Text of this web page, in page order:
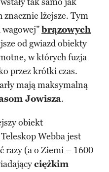
znacznie lżejsze. Tym
wagowej”brązowych
od gwiazd obiekty
w których fuzja
przez krótki czas.
mają maksymalną
Jowisza.
obiekt
Webba jest
razy (a o Ziemi – 1600
ciężkim